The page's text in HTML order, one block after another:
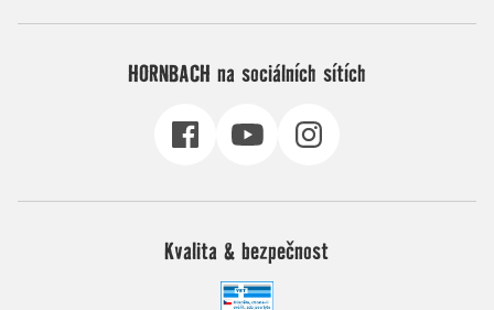
HORNBACH na sociálních sítích
Kvalita & bezpečnost